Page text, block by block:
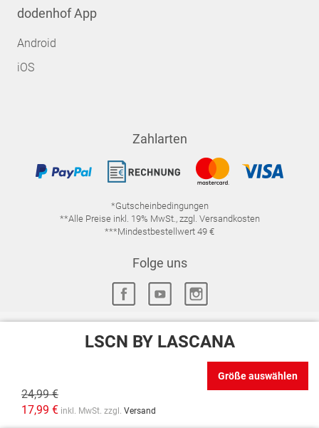
LSCN BY LASCANA
24,99 €
17,99 € inkl. MwSt. zzgl. Versand
Größe auswählen
dodenhof App
Android
iOS
Zahlarten
*Gutscheinbedingungen
**Alle Preise inkl. 19% MwSt., zzgl. Versandkosten
***Mindestbestellwert 49 €
Folge uns
DATENSCHUTZ-EINSTELLUNGEN
WIDERRUFSRECHT
VERTRAG WIDERRUFEN